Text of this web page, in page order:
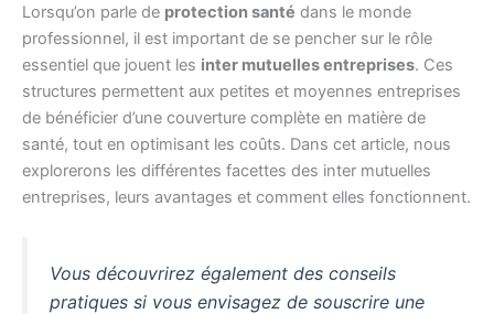
Lorsqu’on parle de protection santé dans le monde
professionnel, il est important de se pencher sur le rôle
essentiel que jouent les inter mutuelles entreprises. Ces
structures permettent aux petites et moyennes entreprises
de bénéficier d’une couverture complète en matière de
santé, tout en optimisant les coûts. Dans cet article, nous
explorerons les différentes facettes des inter mutuelles
entreprises, leurs avantages et comment elles fonctionnent.
Vous découvrirez également des conseils
pratiques si vous envisagez de souscrire une